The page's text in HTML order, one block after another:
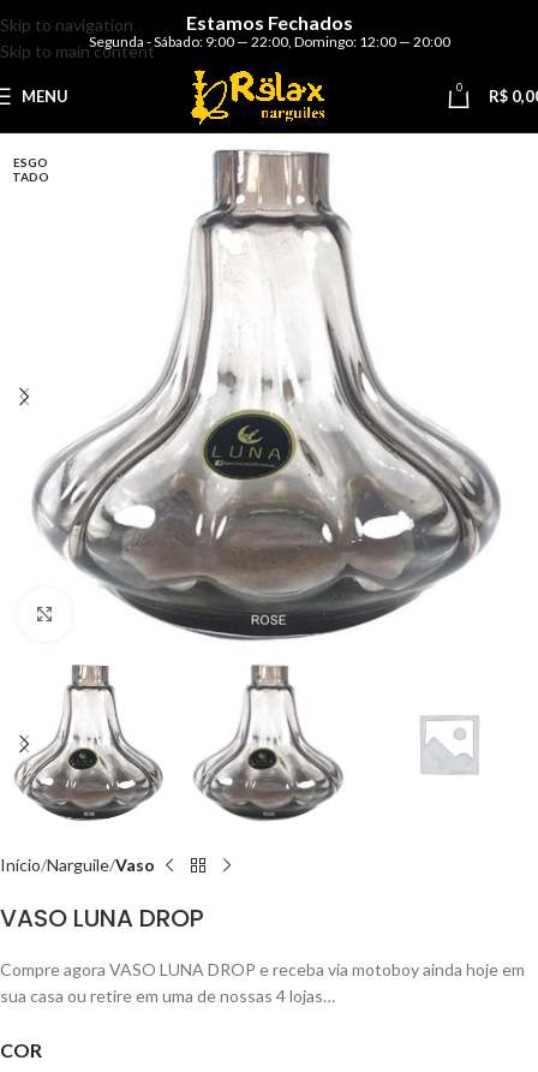
Skip to navigation
Skip to main content
Estamos Fechados
Segunda - Sábado: 9:00 — 22:00, Domingo: 12:00 — 20:00
MENU 0 R$
ESGO
TADO
Clique para ampliar
Início Narguile Vaso
VASO LUNA DROP
Compre agora VASO LUNA DROP e receba via motoboy ainda hoje em
sua casa ou retire em uma de nossas 4 lojas…
COR